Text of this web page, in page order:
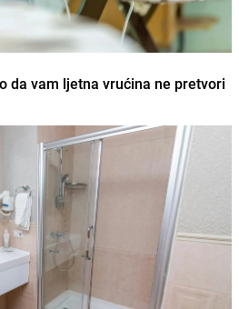
da vam ljetna vrućina ne pretvori